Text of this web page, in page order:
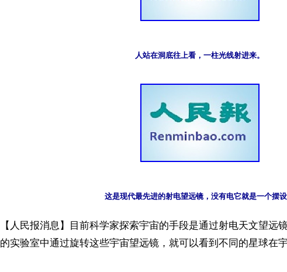
人站在洞底往上看，一柱光线射进来。
这是现代最先进的射电望远镜，没有电它就是一个摆设
【人民报消息】目前科学家探索宇宙的手段是通过射电天文望远
的实验室中通过旋转这些宇宙望远镜，就可以看到不同的星球在宇